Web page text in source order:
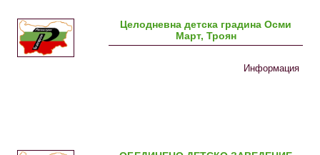
Целодневна детска градина Осми
Март, Троян
Информация